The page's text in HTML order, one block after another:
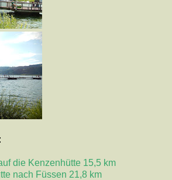
die Kenzenhütte 15,5 km
nach Füssen 21,8 km